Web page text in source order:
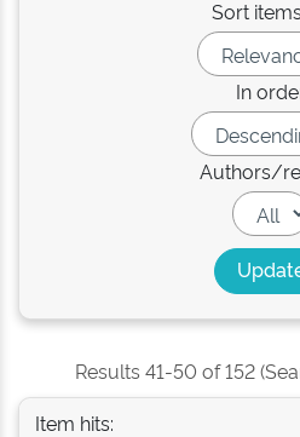
Sort
In
Authors/
Results 41-50 of 152
Item hits: